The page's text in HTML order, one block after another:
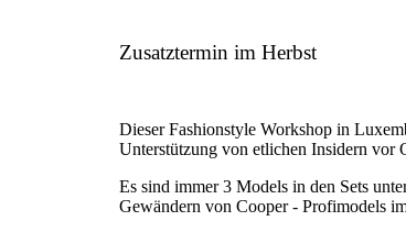
Zusatztermin im Herbst
Dieser Fashionstyle Workshop in
Unterstützung von etlichen Insidern vor
Es sind immer 3 Models in den Sets
Gewändern von Cooper - Profimodels